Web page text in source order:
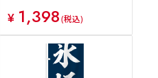
¥ 1,398(税込)